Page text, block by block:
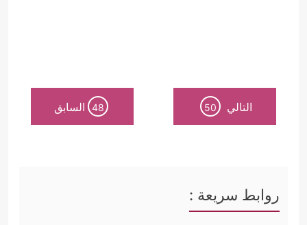
التالي 50
48 السابق
روابط سريعة :